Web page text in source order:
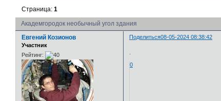
Академгородок необычный угол здания
Страница:1
Поделиться08-05-2024 08:38:42
Евгений Козионов
Участник
Рейтинг:
0